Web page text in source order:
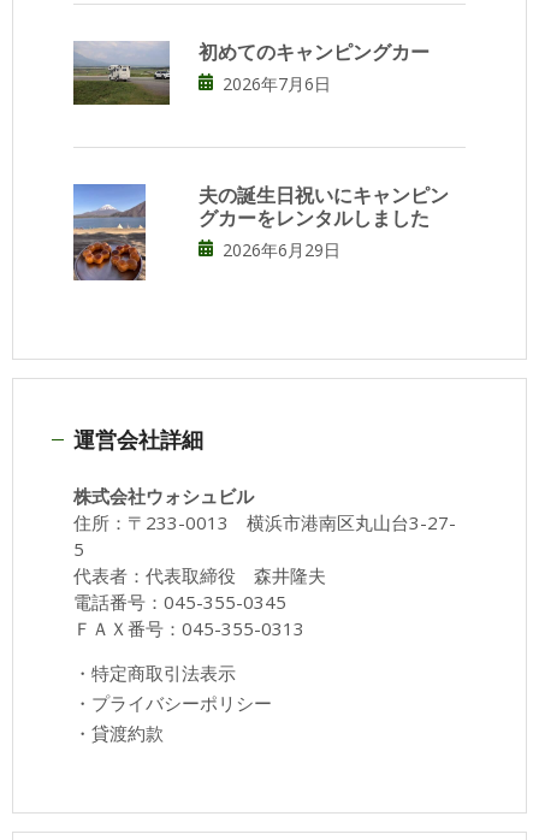
初めてのキャンピングカー
2026年7月6日
夫の誕生日祝いにキャンピン
グカーをレンタルしました
2026年6月29日
運営会社詳細
株式会社ウォシュビル
住所：〒233-0013 横浜市港南区丸山台3-27-
5
代表者：代表取締役 森井隆夫
電話番号：045-355-0345
ＦＡＸ番号：045-355-0313
・ 特定商取引法表示
・ プライバシーポリシー
・ 貸渡約款